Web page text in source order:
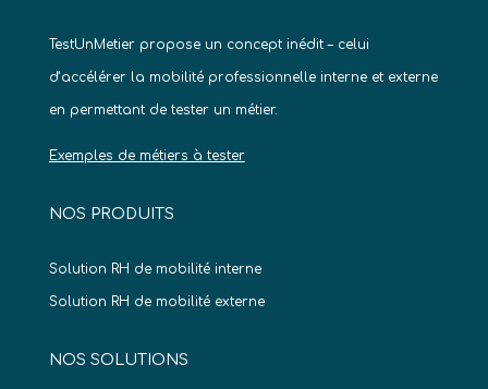
TestUnMetier propose un concept inédit – celui
d’accélérer la mobilité professionnelle interne et externe
en permettant de tester un métier.
Exemples de métiers à tester
NOS PRODUITS
Solution RH de mobilité interne
Solution RH de mobilité externe
NOS SOLUTIONS